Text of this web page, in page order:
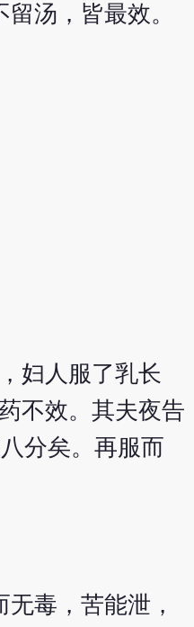
汤，皆最效。
妇人服了乳长
不效。其夫夜告
分矣。再服而
毒，苦能泄，